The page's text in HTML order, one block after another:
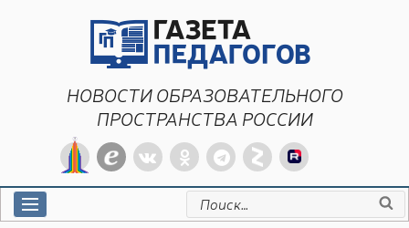
НОВОСТИ ОБРАЗОВАТЕЛЬНОГО
ПРОСТРАНСТВА РОССИИ
Искать: